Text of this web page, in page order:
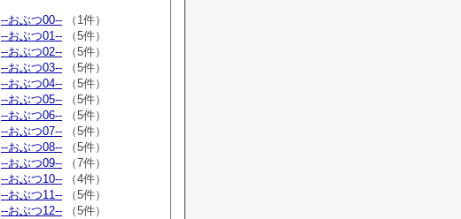
--おぶつ00-- （1件）
--おぶつ01-- （5件）
--おぶつ02-- （5件）
--おぶつ03-- （5件）
--おぶつ04-- （5件）
--おぶつ05-- （5件）
--おぶつ06-- （5件）
--おぶつ07-- （5件）
--おぶつ08-- （5件）
--おぶつ09-- （7件）
--おぶつ10-- （4件）
--おぶつ11-- （5件）
--おぶつ12-- （5件）